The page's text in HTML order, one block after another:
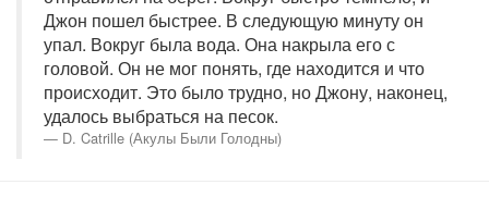
Джон пошел быстрее. В следующую минуту он
упал. Вокруг была вода. Она накрыла его с
головой. Он не мог понять, где находится и что
происходит. Это было трудно, но Джону, наконец,
удалось выбраться на песок.
D. Catrille (Акулы Были Голодны)